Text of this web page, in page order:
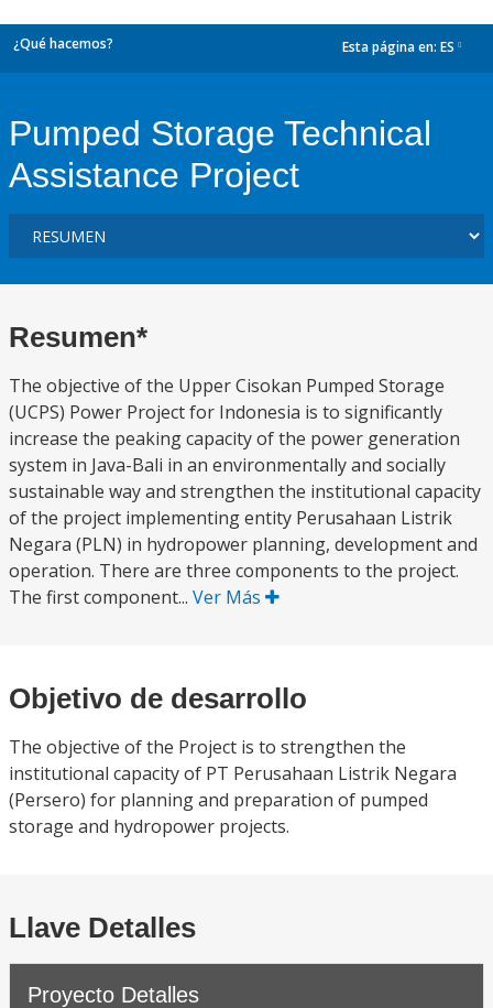
¿Qué hacemos? Esta página en: ES
Pumped Storage Technical
Assistance Project
Resumen*
The objective of the Upper Cisokan Pumped Storage
(UCPS) Power Project for Indonesia is to significantly
increase the peaking capacity of the power generation
system in Java-Bali in an environmentally and socially
sustainable way and strengthen the institutional capacity
of the project implementing entity Perusahaan Listrik
Negara (PLN) in hydropower planning, development and
operation. There are three components to the project.
The first component... Ver Más
Objetivo de desarrollo
The objective of the Project is to strengthen the
institutional capacity of PT Perusahaan Listrik Negara
(Persero) for planning and preparation of pumped
storage and hydropower projects.
Llave Detalles
Proyecto Detalles